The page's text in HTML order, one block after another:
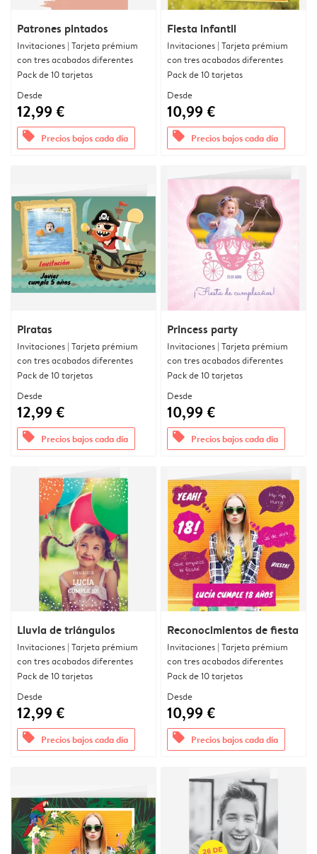
Patrones pintados
Invitaciones | Tarjeta prémium
con tres acabados diferentes
Pack de 10 tarjetas
Desde
12,99 €
offers Precios bajos cada día
Fiesta infantil
Invitaciones | Tarjeta prémium
con tres acabados diferentes
Pack de 10 tarjetas
Desde
10,99 €
offers Precios bajos cada día
Piratas
Invitaciones | Tarjeta prémium
con tres acabados diferentes
Pack de 10 tarjetas
Desde
12,99 €
offers Precios bajos cada día
Princess party
Invitaciones | Tarjeta prémium
con tres acabados diferentes
Pack de 10 tarjetas
Desde
10,99 €
offers Precios bajos cada día
Lluvia de triángulos
Invitaciones | Tarjeta prémium
con tres acabados diferentes
Pack de 10 tarjetas
Desde
12,99 €
offers Precios bajos cada día
Reconocimientos de fiesta
Invitaciones | Tarjeta prémium
con tres acabados diferentes
Pack de 10 tarjetas
Desde
10,99 €
offers Precios bajos cada día